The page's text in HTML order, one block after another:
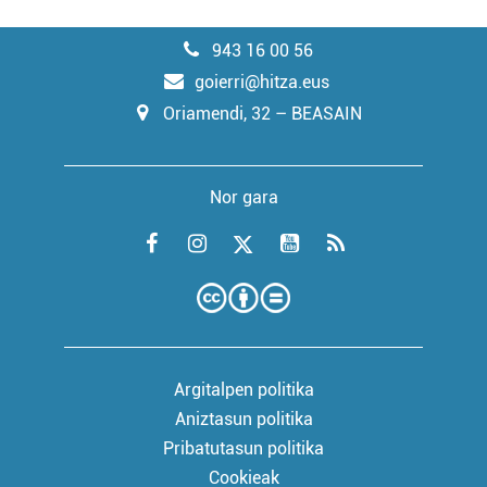
943 16 00 56
goierri@hitza.eus
Oriamendi, 32 – BEASAIN
Nor gara
Argitalpen politika
Aniztasun politika
Pribatutasun politika
Cookieak